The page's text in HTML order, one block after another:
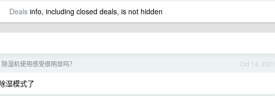
Dealsinfo, including closed deals, is not hidden
Oct 14, 2021
除湿机使用感受很明显吗？
湿模式了